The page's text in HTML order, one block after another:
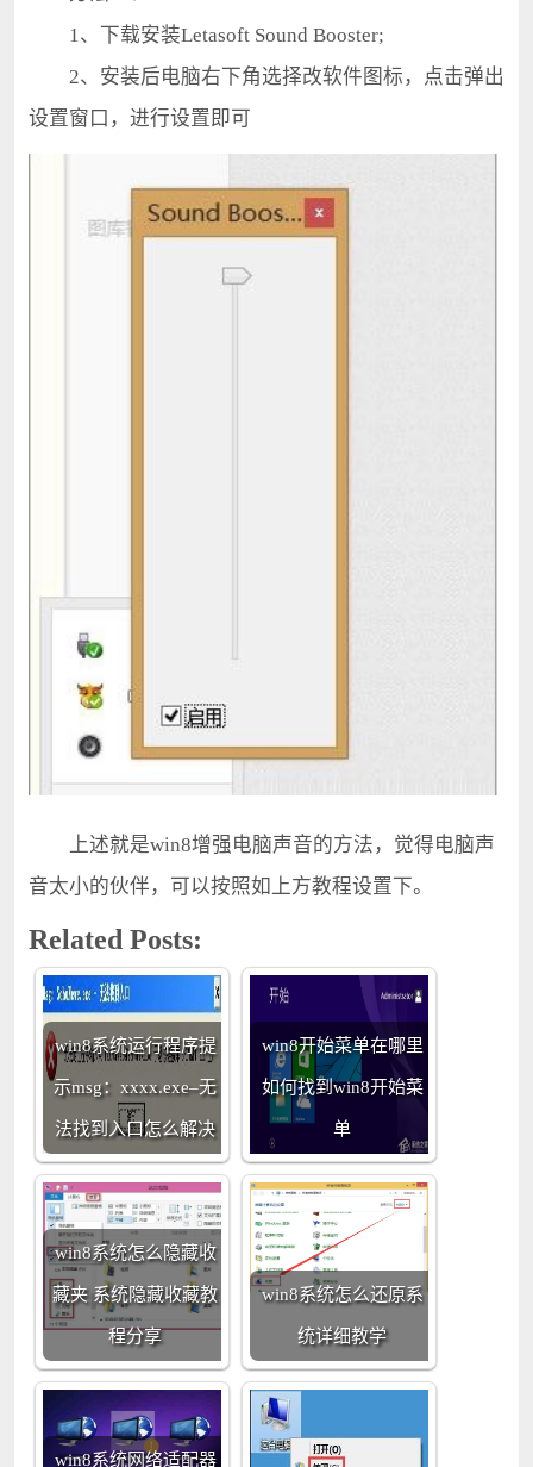
1、下载安装Letasoft Sound Booster;
2、安装后电脑右下角选择改软件图标，点击弹出
设置窗口，进行设置即可
上述就是win8增强电脑声音的方法，觉得电脑声
音太小的伙伴，可以按照如上方教程设置下。
Related Posts:
win8系统运行程序提
示msg：xxxx.exe–无
法找到入口怎么解决
win8开始菜单在哪里
如何找到win8开始菜
单
win8系统怎么隐藏收
藏夹 系统隐藏收藏教
程分享
win8系统怎么还原系
统详细教学
win8系统网络适配器